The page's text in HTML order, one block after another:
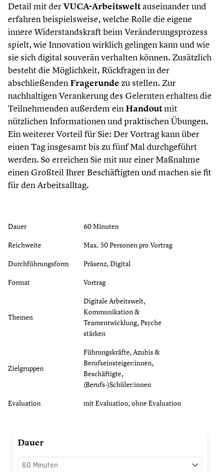
Detail mit derVUCA-Arbeitsweltauseinander und
erfahren beispielsweise, welche Rolle die eigene
innere Widerstandskraft beim Veränderungsprozess
spielt, wie Innovation wirklich gelingen kann und wie
sie sich digital souverän verhalten können. Zusätzlich
besteht die Möglichkeit, Rückfragen in der
abschließendenFragerunde zu stellen. Zur
nachhaltigen Verankerung des Gelernten erhalten die
Teilnehmenden außerdem einHandoutmit
nützlichen Informationen und praktischen Übungen.
Ein weiterer Vorteil für Sie: Der Vortrag kann über
einen Tag insgesamt bis zu fünf Mal durchgeführt
werden. So erreichen Sie mit nur einer Maßnahme
einen Großteil Ihrer Beschäftigten und machen sie fit
für den Arbeitsalltag.
Dauer
60 Minuten
Reichweite
Max. 50 Personen pro Vortrag
Durchführungsform
Präsenz, Digital
Format
Vortrag
Themen
Digitale Arbeitswelt,
Kommunikation &
Teamentwicklung, Psyche
stärken
Zielgruppen
Führungskräfte, Azubis &
Berufseinsteiger:innen,
Beschäftigte,
(Berufs-)Schüler:innen
Evaluation
mit Evaluation, ohne Evaluation
Dauer
Future
Skills